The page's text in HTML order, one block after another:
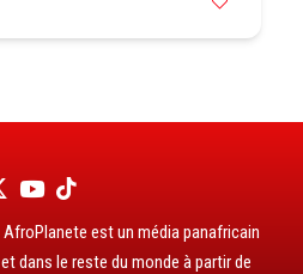
AfroPlanete est un média panafricain
dans le reste du monde à partir de